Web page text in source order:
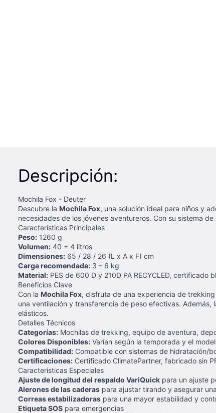
Descripción:
Mochila Fox - Deuter
Descubre la Mochila Fox, una solución ideal para niños y
necesidades de los jóvenes aventureros. Con su sistema
Características Principales
Peso: 1260 g
Volumen: 40 + 4 litros
Dimensiones: 65 / 28 / 26 (L x A x F) cm
Carga recomendada: 3 – 6 kg
Material: PES de 600 D y 210D PA RECYCLED, certificado
Beneficios Clave
Con la Mochila Fox, disfruta de una experiencia de
una ventilación y transferencia de peso efectivas.
elásticos.
Detalles Técnicos
Categorías: Mochilas de trekking, equipo de aventura,
Colores Disponibles: Varían según la temporada y el
Compatibilidad: Compatible con sistemas de hidratación/
Certificaciones: Certificado ClimatePartner, fabricado sin
Características Especiales
Ajuste de longitud del respaldo VariQuick para un ajuste
Alerones de las caderas para ajustar tirando y asegurar
Correas estabilizadoras para una mayor estabilidad y
Etiqueta SOS para emergencias